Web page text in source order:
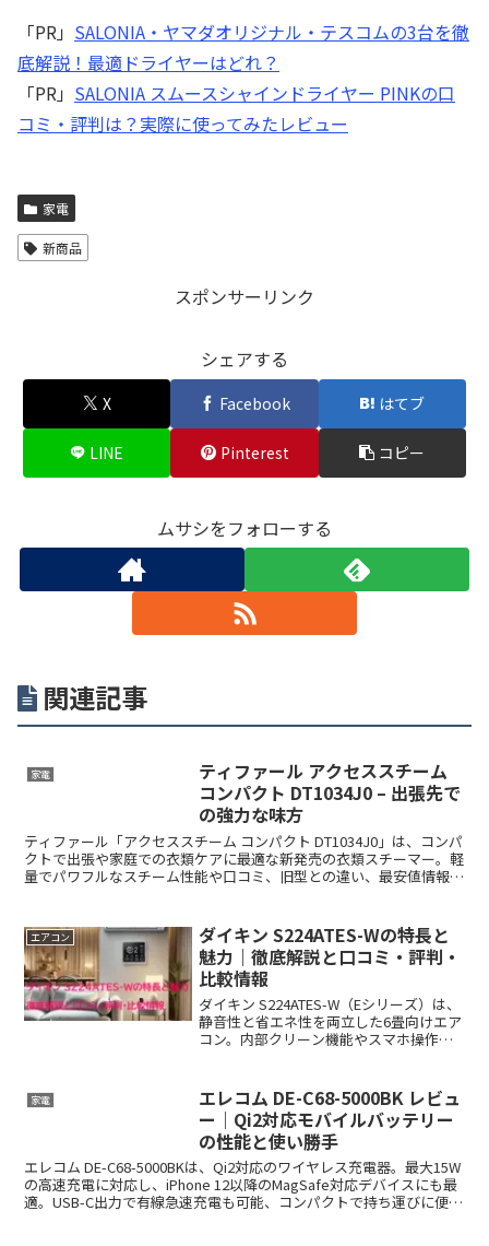
「PR」 SALONIA・ヤマダオリジナル・テスコムの3台を徹
底解説！最適ドライヤーはどれ？
「PR」 SALONIA スムースシャインドライヤー PINKの口
コミ・評判は？実際に使ってみたレビュー
家電
新商品
スポンサーリンク
シェアする
X Facebook はてブ
LINE Pinterest コピー
ムサシをフォローする
関連記事
家電
ティファール アクセススチーム
コンパクト DT1034J0 – 出張先で
の強力な味方
ティファール「アクセススチーム コンパクト DT1034J0」は、コンパ
クトで出張や家庭での衣類ケアに最適な新発売の衣類スチーマー。軽
量でパワフルなスチーム性能や口コミ、旧型との違い、最安値情報を
エアコン
ダイキン S224ATES-Wの特長と
魅力｜徹底解説と口コミ・評判・
比較情報
ダイキン S224ATES-W（Eシリーズ）は、
静音性と省エネ性を両立した6畳向けエア
コン。内部クリーン機能やスマホ操作に
おすすめです。
家電
エレコム DE-C68-5000BK レビュ
ー｜Qi2対応モバイルバッテリー
の性能と使い勝手
エレコム DE-C68-5000BKは、Qi2対応のワイヤレス充電器。最大15W
の高速充電に対応し、iPhone 12以降のMagSafe対応デバイスにも最
適。USB-C出力で有線急速充電も可能、コンパクトで持ち運びに便利